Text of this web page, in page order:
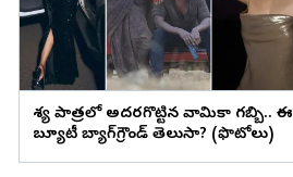
వేశ్య పాత్రలో అదరగొట్టిన వామికా గబ్బి.. ఈ
బ్యూటీ బ్యాగ్‌గ్రౌండ్‌ తెలుసా? (ఫొటోలు)